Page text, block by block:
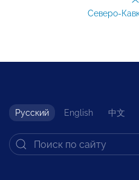
Северо-
Русский English 中文